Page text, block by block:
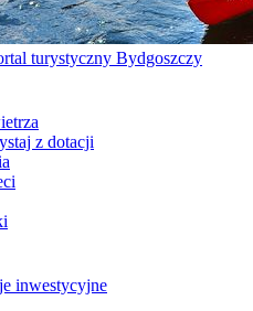
turystyczny Bydgoszczy
z dotacji
inwestycyjne